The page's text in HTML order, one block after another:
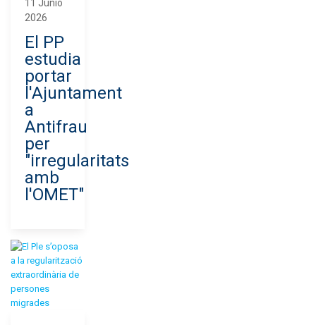
11 Junio
2026
El PP
estudia
portar
l'Ajuntament
a
Antifrau
per
"irregularitats
amb
l'OMET"